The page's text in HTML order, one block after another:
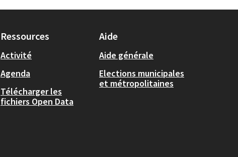
Ressources
Activité
Agenda
Télécharger les
fichiers Open Data
Aide
Aide générale
Elections municipales
et métropolitaines